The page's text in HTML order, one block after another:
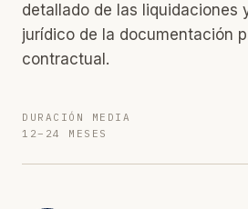
detallado de las liquidaciones
jurídico de la documentación
contractual.
DURACIÓN MEDIA
12–24 MESES